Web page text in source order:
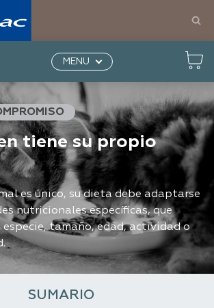
| Virbac México Veterinary HPM Nuestro compromiso
Cada
MENU
tiene su propio
es único, su dieta debe adaptarse
nutricionales específicas, que
especie, tamaño, edad, actividad o
SUMARIO